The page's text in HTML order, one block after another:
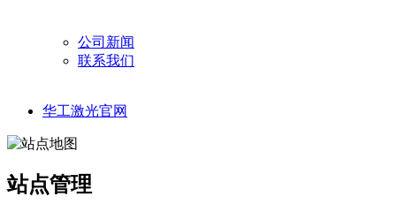
公司新闻
联系我们
华工激光官网
站点管理